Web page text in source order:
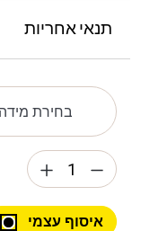
תנאי אחריות
איסוף עצמי